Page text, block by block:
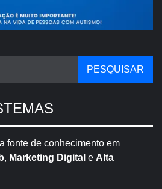
fonte de conhecimento em
, Marketing Digital e Alta